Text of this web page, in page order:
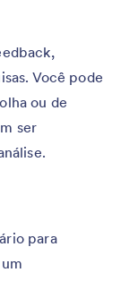
Você pode
ou de
ser
para